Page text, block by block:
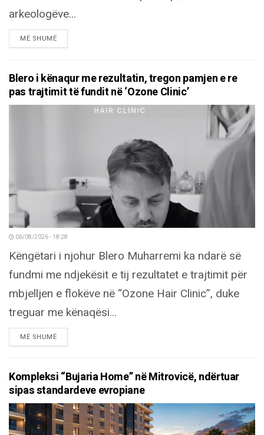
arkeologëve...
MË SHUMËDETAILS
Blero i kënaqur me rezultatin, tregon pamjen e re
pas trajtimit të fundit në ‘Ozone Clinic’
06/08/2026 - 18:28
Këngëtari i njohur Blero Muharremi ka ndarë së
fundmi me ndjekësit e tij rezultatet e trajtimit për
mbjelljen e flokëve në “Ozone Hair Clinic”, duke
treguar me kënaqësi...
MË SHUMËDETAILS
Kompleksi “Bujaria Home” në Mitrovicë, ndërtuar
sipas standardeve evropiane